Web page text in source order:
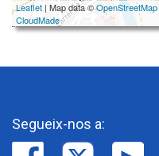
Leaflet | Map data ©OpenStreetMap
CloudMade
Segueix-nos a: